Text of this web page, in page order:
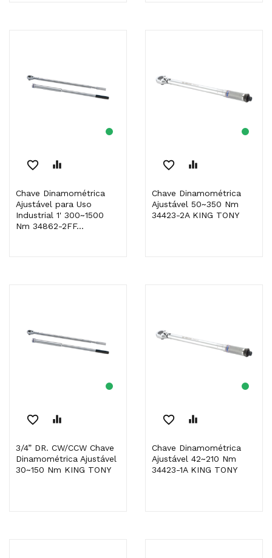
favorite_border equalizer
Chave Dinamométrica
Ajustável para Uso
Industrial 1' 300~1500
Nm 34862-2FF...
favorite_border equalizer
Chave Dinamométrica
Ajustável 50~350 Nm
34423-2A KING TONY
favorite_border equalizer
3/4” DR. CW/CCW Chave
Dinamométrica Ajustável
30~150 Nm KING TONY
favorite_border equalizer
Chave Dinamométrica
Ajustável 42~210 Nm
34423-1A KING TONY